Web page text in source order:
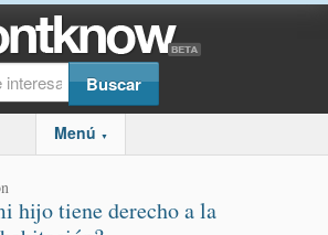
Menú ▼
hijo tiene derecho a la